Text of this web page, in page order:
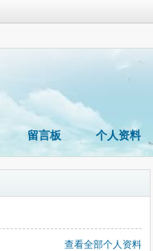
留言板 个人资料
查看全部个人资料